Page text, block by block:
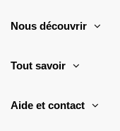
Nous découvrir
Tout savoir
Aide et contact